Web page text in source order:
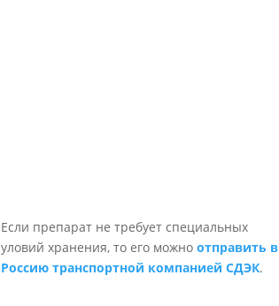
Если препарат не требует специальных
уловий хранения, то его можно отправить в
Россию транспортной компанией СДЭК.